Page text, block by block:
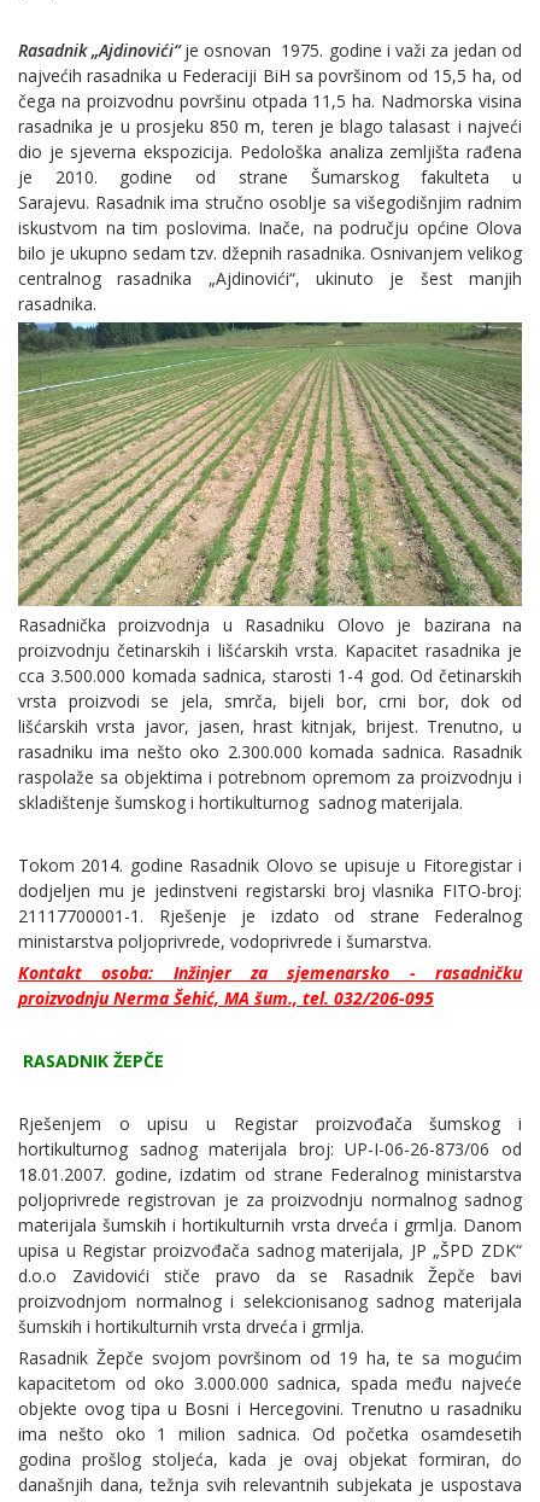
Rasadnik „Ajdinovići“je osnovan 1975. godine i važi za jedan od
najvećih rasadnika u Federaciji BiH sa površinom od 15,5 ha, od
čega na proizvodnu površinu otpada 11,5 ha. Nadmorska visina
rasadnika je u prosjeku 850 m, teren je blago talasast i najveći
dio je sjeverna ekspozicija. Pedološka analiza zemljišta rađena
je 2010. godine od strane Šumarskog fakulteta u
Sarajevu. Rasadnik ima stručno osoblje sa višegodišnjim radnim
iskustvom na tim poslovima. Inače, na području općine Olova
bilo je ukupno sedam tzv. džepnih rasadnika. Osnivanjem velikog
centralnog rasadnika „Ajdinovići“, ukinuto je šest manjih
rasadnika.
Rasadnička proizvodnja u Rasadniku Olovo je bazirana na
proizvodnju četinarskih i lišćarskih vrsta. Kapacitet rasadnika je
cca 3.500.000 komada sadnica, starosti 1-4 god. Od četinarskih
vrsta proizvodi se jela, smrča, bijeli bor, crni bor, dok od
lišćarskih vrsta javor, jasen, hrast kitnjak, brijest. Trenutno, u
rasadniku ima nešto oko 2.300.000 komada sadnica. Rasadnik
raspolaže sa objektima i potrebnom opremom za proizvodnju i
skladištenje šumskog i hortikulturnog sadnog materijala.
Tokom 2014. godine Rasadnik Olovo se upisuje u Fitoregistar i
dodjeljen mu je jedinstveni registarski broj vlasnika FITO-broj:
21117700001-1. Rješenje je izdato od strane Federalnog
ministarstva poljoprivrede, vodoprivrede i šumarstva.
Kontakt osoba: Inžinjer za sjemenarsko - rasadničku
proizvodnju Nerma Šehić, MA šum., tel. 032/206-095
RASADNIK ŽEPČE
Rješenjem o upisu u Registar proizvođača šumskog i
hortikulturnog sadnog materijala broj: UP-I-06-26-873/06 od
18.01.2007. godine, izdatim od strane Federalnog ministarstva
poljoprivrede registrovan je za proizvodnju normalnog sadnog
materijala šumskih i hortikulturnih vrsta drveća i grmlja. Danom
upisa u Registar proizvođača sadnog materijala, JP „ŠPD ZDK“
d.o.o Zavidovići stiče pravo da se Rasadnik Žepče bavi
proizvodnjom normalnog i selekcionisanog sadnog materijala
šumskih i hortikulturnih vrsta drveća i grmlja.
Rasadnik Žepče svojom površinom od 19 ha, te sa mogućim
kapacitetom od oko 3.000.000 sadnica, spada među najveće
objekte ovog tipa u Bosni i Hercegovini. Trenutno u rasadniku
ima nešto oko 1 milion sadnica. Od početka osamdesetih
godina prošlog stoljeća, kada je ovaj objekat formiran, do
današnjih dana, težnja svih relevantnih subjekata je uspostava